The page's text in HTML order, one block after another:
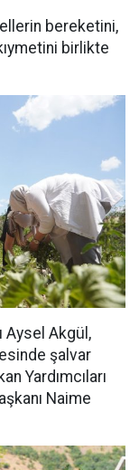
bereketini,
birlikte
Aysel Akgül,
şalvar
Yardımcıları
Naime